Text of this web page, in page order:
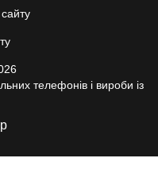
телефонів і вироби із